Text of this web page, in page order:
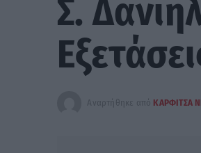
Σ.
Αναρτήθηκε από ΚΑΡΦΙΤΣΑ